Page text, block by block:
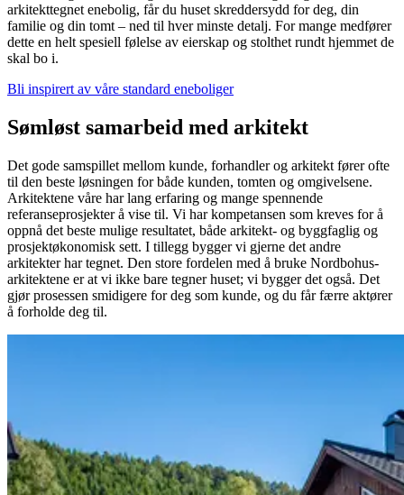
arkitekttegnet enebolig, får du huset skreddersydd for deg, din
familie og din tomt – ned til hver minste detalj. For mange medfører
dette en helt spesiell følelse av eierskap og stolthet rundt hjemmet de
skal bo i.
Bli inspirert av våre standard eneboliger
Sømløst samarbeid med arkitekt
Det gode samspillet mellom kunde, forhandler og arkitekt fører ofte
til den beste løsningen for både kunden, tomten og omgivelsene.
Arkitektene våre har lang erfaring og mange spennende
referanseprosjekter å vise til. Vi har kompetansen som kreves for å
oppnå det beste mulige resultatet, både arkitekt- og byggfaglig og
prosjektøkonomisk sett. I tillegg bygger vi gjerne det andre
arkitekter har tegnet. Den store fordelen med å bruke Nordbohus-
arkitektene er at vi ikke bare tegner huset; vi bygger det også. Det
gjør prosessen smidigere for deg som kunde, og du får færre aktører
å forholde deg til.